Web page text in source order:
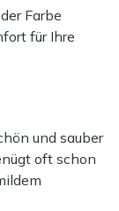
Farbe
für Ihre
angenehmes
Reinigung
verleiht
lädt zum
und
und sauber
oft schon